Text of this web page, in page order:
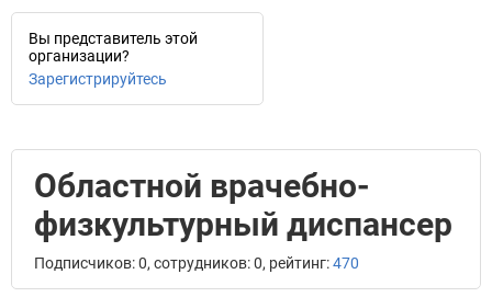
Вы представитель этой
организации?
Зарегистрируйтесь
Областной врачебно-
физкультурный диспансер
Подписчиков: 0, сотрудников: 0, рейтинг:470